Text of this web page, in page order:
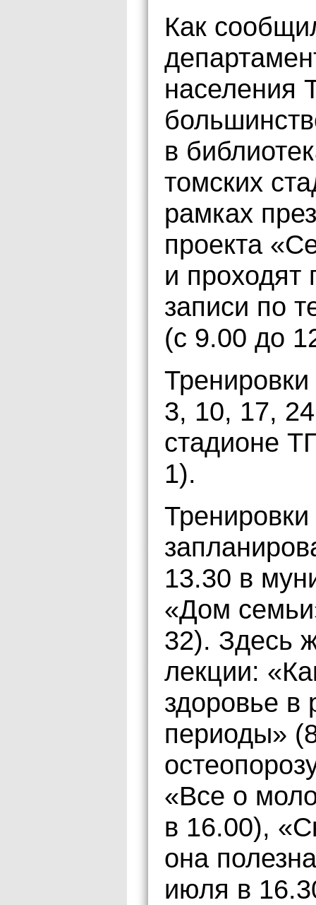
Как
населения
в
томских
рамках
проекта
и проходят
записи по
(с 9.00 до
Тренировки
3, 10, 17,
стадионе
1).
13.30 в
«Дом
32). Здесь
лекции:
здоровье в
периоды»
«Все о
в 16.00),
она
июля в